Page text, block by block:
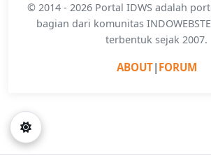
© 2014 - 2026 Portal IDWS adalah
bagian dari komunitas
terbentuk sejak 2007.
ABOUT| FORUM